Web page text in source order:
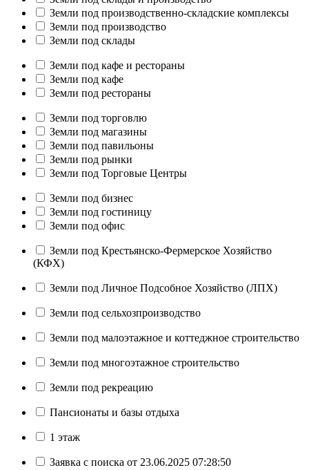
Земли под производственно-складские комплексы
Земли под производство
Земли под склады
Земли под кафе и рестораны
Земли под кафе
Земли под рестораны
Земли под торговлю
Земли под магазины
Земли под павильоны
Земли под рынки
Земли под Торговые Центры
Земли под бизнес
Земли под гостиницу
Земли под офис
Земли под Крестьянско-Фермерское Хозяйство
(КФХ)
Земли под Личное Подсобное Хозяйство (ЛПХ)
Земли под сельхозпроизводство
Земли под малоэтажное и коттеджное строительство
Земли под многоэтажное строительство
Земли под рекреацию
Пансионаты и базы отдыха
1 этаж
Заявка с поиска от 23.06.2025 07:28:50